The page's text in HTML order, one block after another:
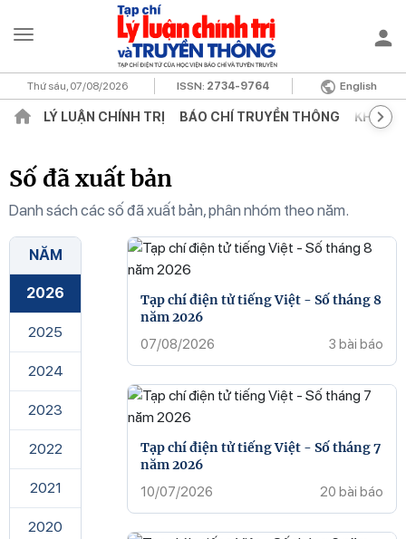
Thứ sáu, 07/08/2026 ISSN: 2734-9764 English
LÝ LUẬN CHÍNH TRỊ BÁO CHÍ TRUYỀN THÔNG KHOA
Số đã xuất bản
Danh sách các số đã xuất bản, phân nhóm theo năm.
NĂM
2026
2025
2024
2023
2022
2021
2020
Tạp chí điện tử tiếng Việt - Số tháng 8
năm 2026
07/08/2026
3 bài báo
Tạp chí điện tử tiếng Việt - Số tháng 7
năm 2026
10/07/2026
20 bài báo